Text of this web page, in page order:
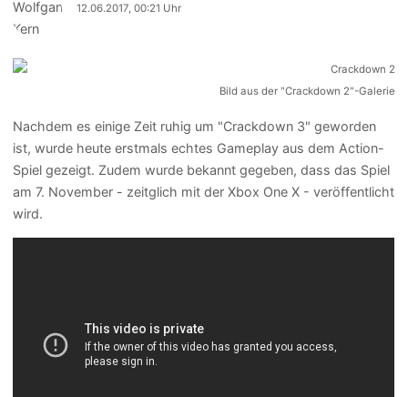
12.06.2017, 00:21 Uhr
Bild aus der "Crackdown 2"-Galerie
Nachdem es einige Zeit ruhig um "Crackdown 3" geworden
ist, wurde heute erstmals echtes Gameplay aus dem Action-
Spiel gezeigt. Zudem wurde bekannt gegeben, dass das Spiel
am 7. November - zeitglich mit der Xbox One X - veröffentlicht
wird.